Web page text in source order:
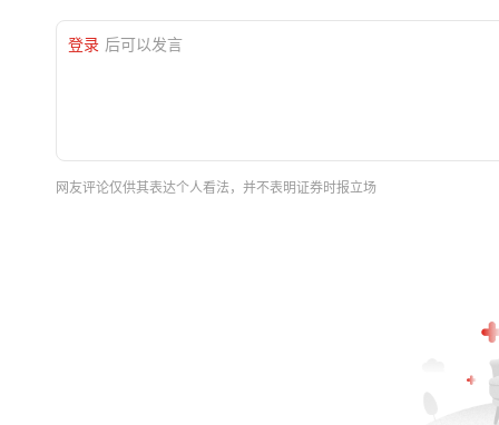
登录 后可以发言
网友评论仅供其表达个人看法，并不表明证券时报立场